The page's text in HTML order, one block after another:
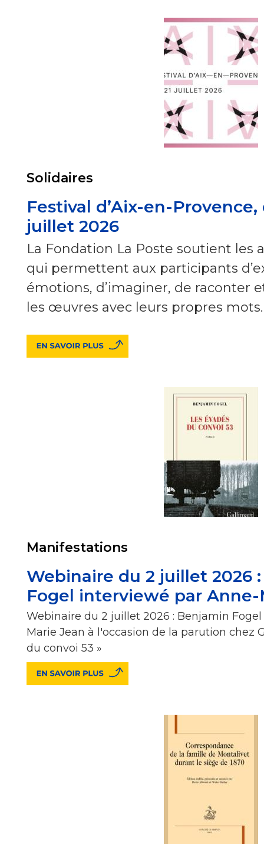
Solidaires
Festival d’Aix-en-Provence,
juillet 2026
La Fondation La Poste soutient les
qui permettent aux participants
émotions, d’imaginer, de raconter
les œuvres avec leurs propres mots.
Manifestations
Webinaire du 2 juillet 2026
Fogel interviewé par Anne-
Webinaire du 2 juillet 2026 : Benjamin
Marie Jean à l'occasion de la parution chez
du convoi 53 »